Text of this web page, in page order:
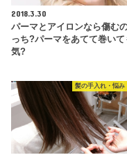
2018.3.30
パーマとアイロンなら傷む
っち?パーマをあてて巻いて
気?
髪の手入れ・悩み